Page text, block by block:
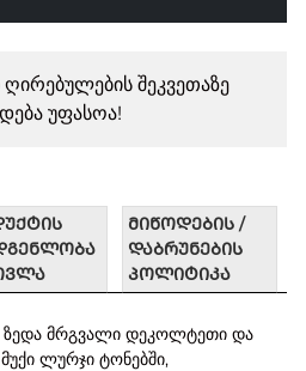
შეკვეთაზე
უფასოა!
ᲛᲘᲬᲝᲓᲔᲑᲘᲡ /
ᲓᲐᲑᲠᲣᲜᲔᲑᲘᲡ
ᲞᲝᲚᲘᲢᲘᲙᲐ
ზედა მრგვალი დეკოლტეთი და
ლურჯი ტონებში,